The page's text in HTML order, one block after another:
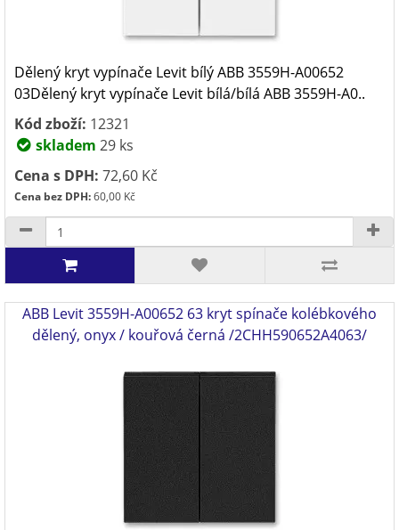
Dělený kryt vypínače Levit bílý ABB 3559H-A00652
03Dělený kryt vypínače Levit bílá/bílá ABB 3559H-A0..
Kód zboží: 12321
skladem 29 ks
Cena s DPH: 72,60 Kč
Cena bez DPH:60,00 Kč
ABB Levit 3559H-A00652 63 kryt spínače kolébkového
dělený, onyx / kouřová černá /2CHH590652A4063/